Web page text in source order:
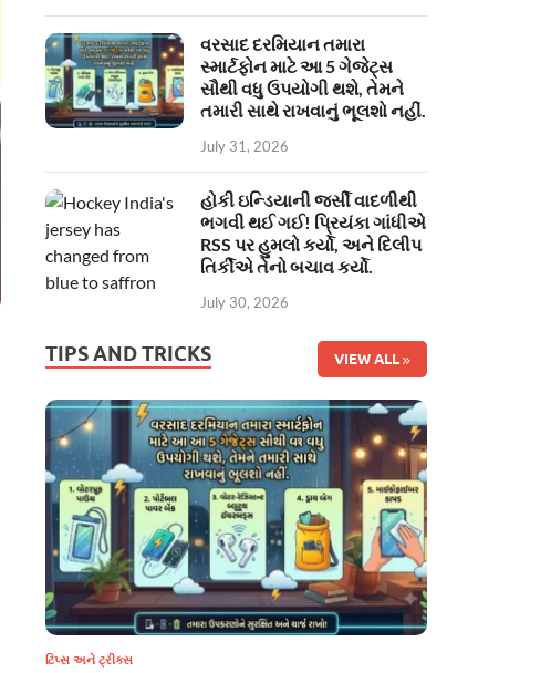
વરસાદ દરમિયાન તમારા
સ્માર્ટફોન માટે આ 5 ગેજેટ્સ
સૌથી વધુ ઉપયોગી થશે, તેમને
તમારી સાથે રાખવાનું ભૂલશો નહીં.
July 31, 2026
હોકી ઇન્ડિયાની જર્સી વાદળીથી
ભગવી થઈ ગઈ! પ્રિયંકા ગાંધીએ
RSS પર હુમલો કર્યો, અને દિલીપ
તિર્કીએ તેનો બચાવ કર્યો.
July 30, 2026
TIPS AND TRICKS VIEW ALL
ટિપ્સ અને ટ્રીક્સ